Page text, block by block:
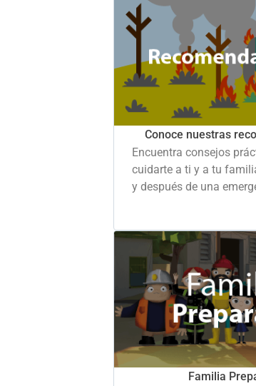
Conoce nuestras
Encuentra consejos
cuidarte a ti y a tu
y después de una
Familia